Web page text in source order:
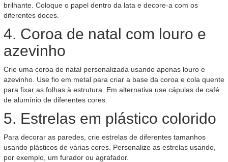
brilhante. Coloque o papel dentro da lata e decore-a com os
diferentes doces.
4. Coroa de natal com louro e
azevinho
Crie uma coroa de natal personalizada usando apenas louro e
azevinho. Use fio em metal para criar a base da coroa e cola quente
para fixar as folhas à estrutura. Em alternativa use cápulas de café
de alumínio de diferentes cores.
5. Estrelas em plástico colorido
Para decorar as paredes, crie estrelas de diferentes tamanhos
usando plásticos de várias cores. Personalize as estrelas usando,
por exemplo, um furador ou agrafador.